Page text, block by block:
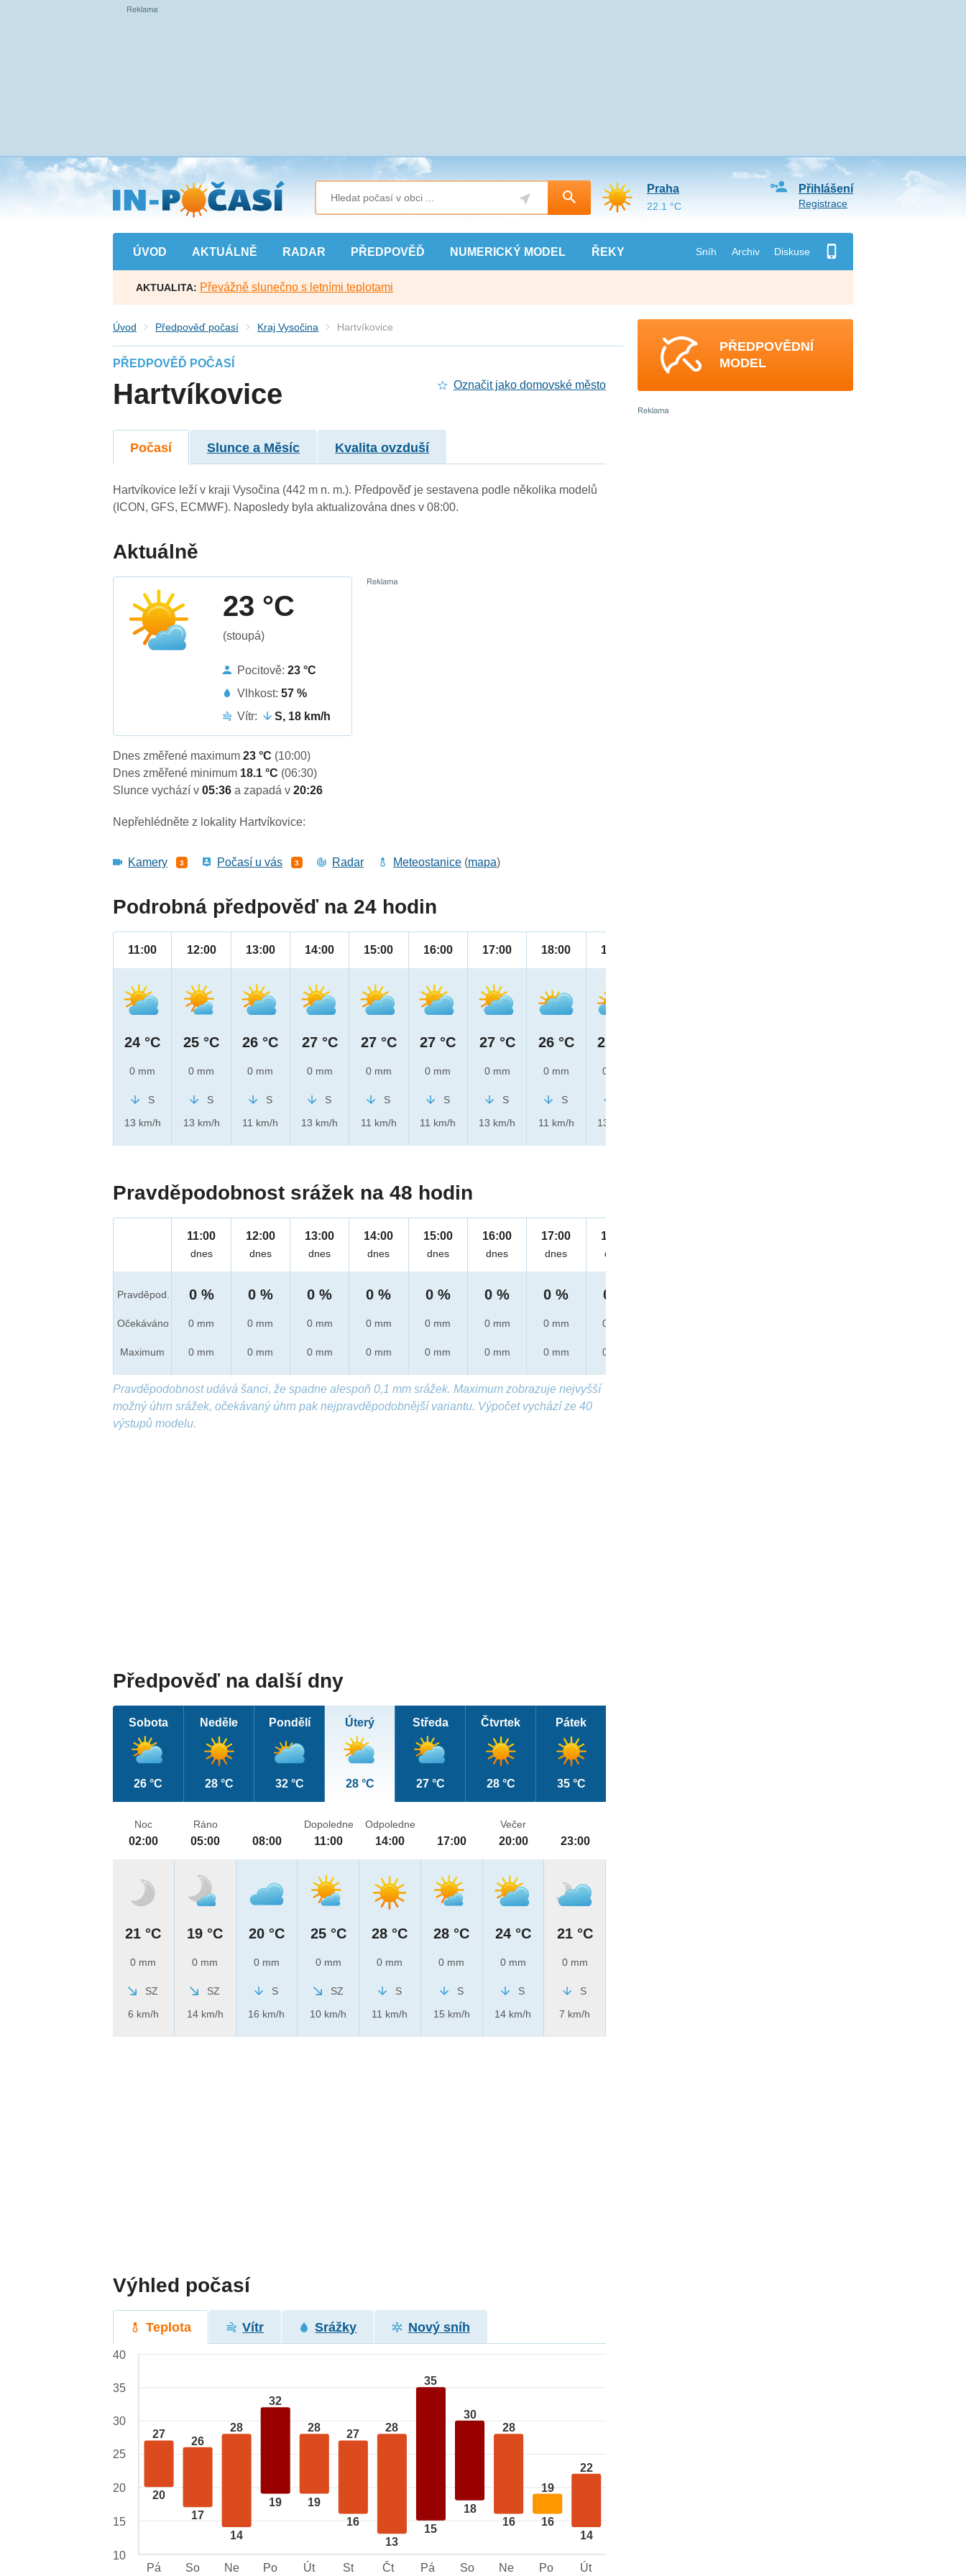
Přejít
na
hlavní
obsah
ÚVOD AKTUÁLNĚ RADAR PŘEDPOVĚĎ NUMERICKÝ MODEL ŘEKY Sníh Archiv Diskuse
Přihlášení
Registrace
Praha
22.1 °C
AKTUALITA: Převážně slunečno s letními teplotami
Úvod Předpověď počasí Kraj Vysočina Hartvíkovice
PŘEDPOVĚĎ POČASÍ
Hartvíkovice Označit jako domovské město
Počasí Slunce a Měsíc Kvalita ovzduší
Hartvíkovice leží v kraji Vysočina (442 m n. m.). Předpověď je sestavena podle několika modelů
(ICON, GFS, ECMWF). Naposledy byla aktualizována dnes v 08:00.
Aktuálně
23 °C
(stoupá)
Pocitově:23 °C
Vlhkost:57 %
Vítr:
S, 18 km/h
Dnes změřené maximum23 °C (10:00)
Dnes změřené minimum 18.1 °C (06:30)
Slunce vychází v05:36a zapadá v20:26
Nepřehlédněte z lokality Hartvíkovice:
Kamery 3 Počasí u vás 3 Radar Meteostanice (mapa)
Podrobná předpověď na 24 hodin
11:00
24 °C
0 mm
S
13 km/h
12:00
25 °C
0 mm
S
13 km/h
13:00
26 °C
0 mm
S
11 km/h
14:00
27 °C
0 mm
S
13 km/h
15:00
27 °C
0 mm
S
11 km/h
16:00
27 °C
0 mm
S
11 km/h
17:00
27 °C
0 mm
S
13 km/h
18:00
26 °C
0 mm
S
11 km/h
19:00
25 °C
0 mm
13 km/h
Pravděpodobnost srážek na 48 hodin
Pravděpod.
Očekáváno
Maximum
11:00
dnes
0 %
0 mm
0 mm
12:00
dnes
0 %
0 mm
0 mm
13:00
dnes
0 %
0 mm
0 mm
14:00
dnes
0 %
0 mm
0 mm
15:00
dnes
0 %
0 mm
0 mm
16:00
dnes
0 %
0 mm
0 mm
17:00
dnes
0 %
0 mm
0 mm
18:00
dnes
0 %
0 mm
0 mm
Pravděpodobnost udává šanci, že spadne alespoň 0,1 mm srážek. Maximum zobrazuje nejvyšší
možný úhrn srážek, očekávaný úhrn pak nejpravděpodobnější variantu. Výpočet vychází ze 40
výstupů modelu.
Předpověď na další dny
Sobota
26 °C
Neděle
28 °C
Pondělí
32 °C
Úterý
28 °C
Středa
27 °C
Čtvrtek
28 °C
Pátek
35 °C
Noc
02:00
21 °C
0 mm
SZ
6 km/h
Ráno
05:00
19 °C
0 mm
SZ
14 km/h
08:00
20 °C
0 mm
S
16 km/h
Dopoledne
11:00
25 °C
0 mm
SZ
10 km/h
Odpoledne
14:00
28 °C
0 mm
S
11 km/h
17:00
28 °C
0 mm
S
15 km/h
Večer
20:00
24 °C
0 mm
S
14 km/h
23:00
21 °C
0 mm
S
7 km/h
Výhled počasí
Teplota Vítr Srážky Nový sníh
27
20
26
17
28
14
32
19
28
19
27
16
28
13
35
15
30
18
28
16
19
16
22
14
40
35
30
25
20
15
10
Pá
So Ne Po Út St Čt Pá So Ne Po Út
PŘEDPOVĚDNÍ
MODEL